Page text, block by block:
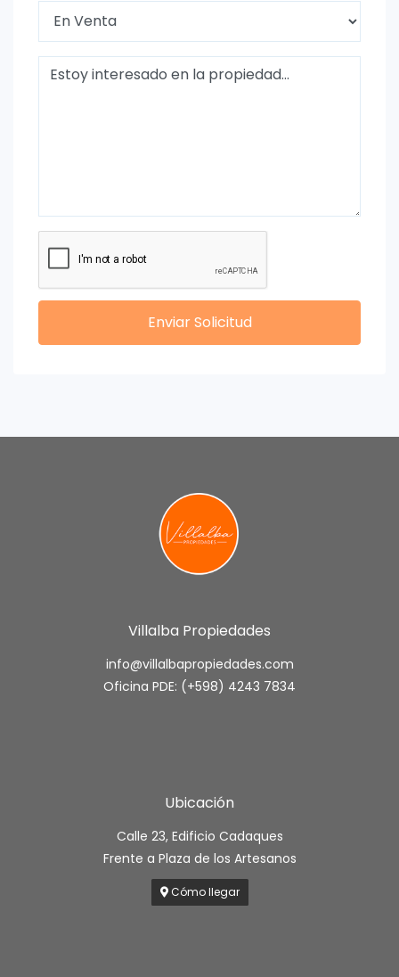
Enviar Solicitud
Villalba Propiedades
info@villalbapropiedades.com
Oficina PDE: (+598) 4243 7834
Ubicación
Calle 23, Edificio Cadaques
Frente a Plaza de los Artesanos
Cómo llegar